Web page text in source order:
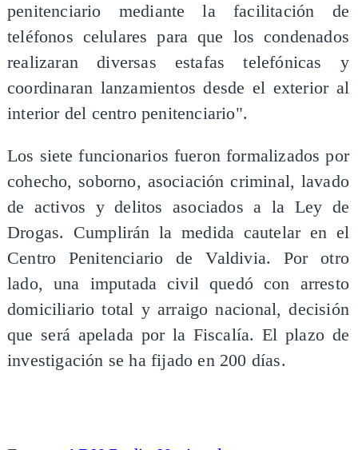
penitenciario mediante la facilitación de
teléfonos celulares para que los condenados
realizaran diversas estafas telefónicas y
coordinaran lanzamientos desde el exterior al
interior del centro penitenciario".
Los siete funcionarios fueron formalizados por
cohecho, soborno, asociación criminal, lavado
de activos y delitos asociados a la Ley de
Drogas. Cumplirán la medida cautelar en el
Centro Penitenciario de Valdivia. Por otro
lado, una imputada civil quedó con arresto
domiciliario total y arraigo nacional, decisión
que será apelada por la Fiscalía. El plazo de
investigación se ha fijado en 200 días.